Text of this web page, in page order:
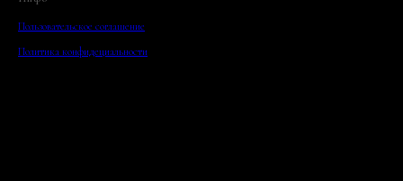
Пользовательское соглашение
Политика конфидециальности